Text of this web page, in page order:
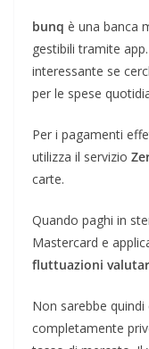
bunq è una banca
gestibili tramite
interessante se
per le spese
Per i pagamenti
utilizza il servizio
carte.
Quando paghi in
Mastercard e
fluttuazioni
Non sarebbe
completamente